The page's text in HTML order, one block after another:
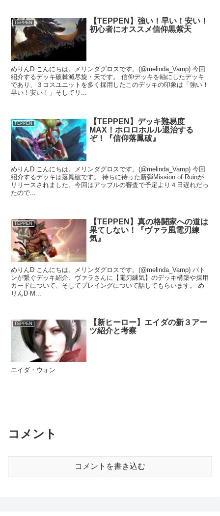
TEPPEN
【TEPPEN】強い！早い！安い！
初心者にオススメ信仰黒紫天
めりんD こんにちは。メリンダグロスです。(@melinda_Vamp) 今回
紹介するデッキ破棘滅尽旋・天です。 信仰デッキを軸にしたデッキ
であり、３コスユニットを多く採用したこのデッキの印象は「強い！
早い！安い！」そしてリ...
TEPPEN
【TEPPEN】デッキ難易度
MAX！ホロロホルル退治する
ぞ！『信仰落鳳破』
めりんD こんにちは。メリンダグロスです。(@melinda_Vamp) 今回
紹介するデッキは落鳳破です。 待ちに待った新弾Mission of Ruinが
リリースされました。今回はアップルの審査で予定より４日遅れだっ
たので...
TEPPEN
【TEPPEN】真の格闘家への道は
果てしない！『ヴァラ風電刃練
気』
めりんD こんにちは。メリンダグロスです。(@melinda_Vamp) バト
ンが繋ぐデッキ紹介、ヴァラさんに【電刃練気】のデッキ構築や採用
カードについて、そしてプレイングについて話してもらいます。 め
りんD M...
TEPPEN
【新ヒーロー】エイダの新３アー
ツ紹介と考察
エイダ・ウォン
コメント
コメントを書き込む